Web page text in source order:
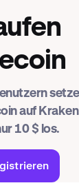
auf
10 $ los.